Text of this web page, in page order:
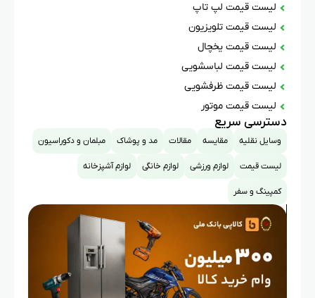
لیست قیمت لپ تاپ
لیست قیمت تلویزیون
لیست قیمت یخچال
لیست قیمت لباسشویی
لیست قیمت ظرفشویی
لیست قیمت موتور
دسترسی سریع
وسایل نقلیه مقایسه مقالات مد و پوشاک مبلمان و دکوراسیون
لیست قیمت لوازم ورزشی لوازم خانگی لوازم آشپزخانه
کمپینگ و سفر